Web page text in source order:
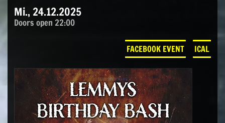
Mi., 24.12.2025
Doors open 22:00
FACEBOOK EVENT ICAL